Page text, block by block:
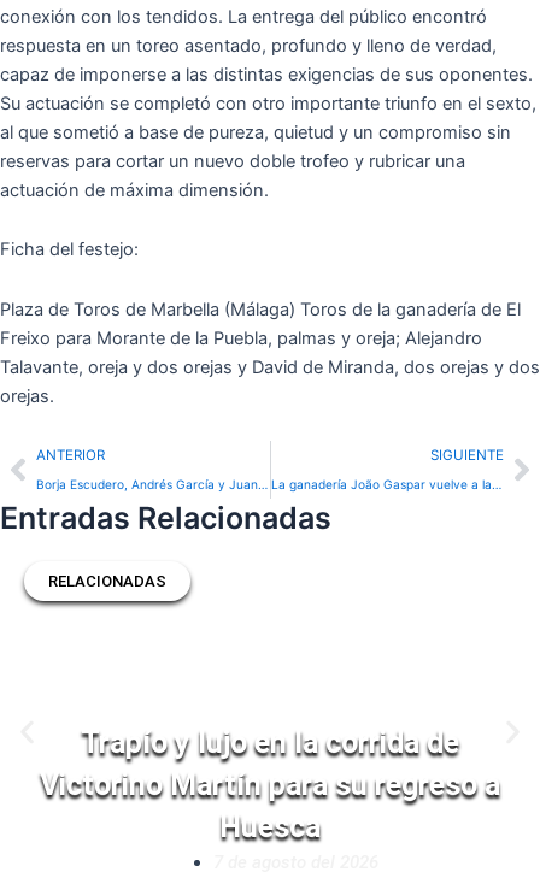
conexión con los tendidos. La entrega del público encontró
respuesta en un toreo asentado, profundo y lleno de verdad,
capaz de imponerse a las distintas exigencias de sus oponentes.
Su actuación se completó con otro importante triunfo en el sexto,
al que sometió a base de pureza, quietud y un compromiso sin
reservas para cortar un nuevo doble trofeo y rubricar una
actuación de máxima dimensión.
Ficha del festejo:
Plaza de Toros de Marbella (Málaga) Toros de la ganadería de El
Freixo para Morante de la Puebla, palmas y oreja; Alejandro
Talavante, oreja y dos orejas y David de Miranda, dos orejas y dos
orejas.
Prev
ANTERIOR
Borja Escudero, Andrés García y Juanillo, Puerta Grande en una gran novillada de Román Sorando en Navas de San Antonio
SIGUIENTE
La ganadería João Gaspar vuelve a la Plaza de Toros de Isla Terceira
Entradas Relacionadas
RELACIONADAS
Trapío y lujo en la corrida de
Victorino Martín para su regreso a
Huesca